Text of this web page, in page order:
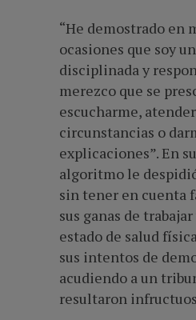
“He demostrado en
ocasiones que soy
disciplinada y
merezco que se
escucharme,
circunstancias o
explicaciones”. En
algoritmo le
sin tener en cuenta
sus ganas de
estado de salud
sus intentos de
acudiendo a un
resultaron